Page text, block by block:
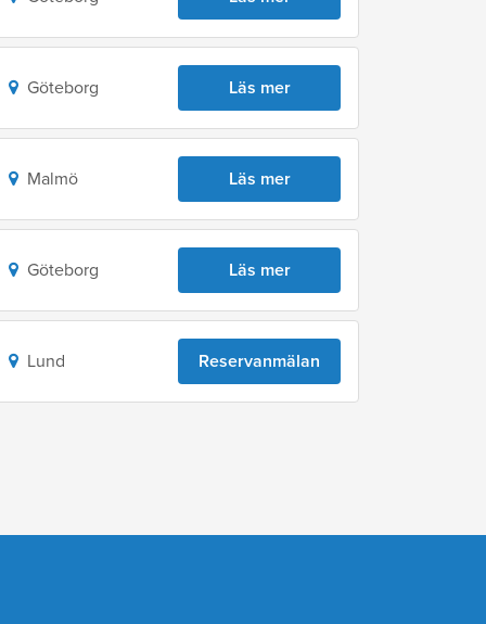
Göteborg Läs mer
Malmö Läs mer
Göteborg Läs mer
Lund Reservanmälan